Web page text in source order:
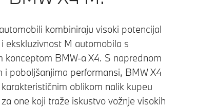
kombiniraju visoki potencijal
ekskluzivnost M automobila s
konceptom BMW-a X4. S naprednom
i poboljšanjima performansi, BMW X4
oblikom nalik kupeu
one koji traže iskustvo vožnje visokih